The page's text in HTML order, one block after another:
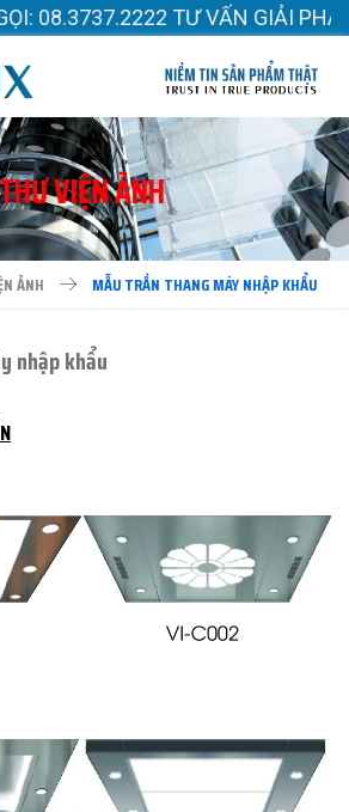
TƯ VẤN GIẢI PHÁP
VIỆN ẢNH
ẢNH MẪU TRẦN THANG MÁY NHẬP KHẨU
nhập khẩu